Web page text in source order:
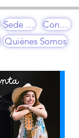
Quiénes Somos
Sede Cultural Contacto